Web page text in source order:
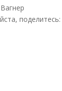
поделитесь: